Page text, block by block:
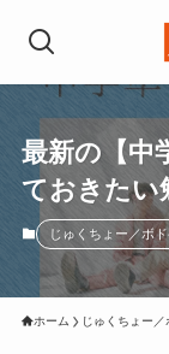
最新の【中
ておきたい
じゅくちょー／ボ
ホーム じゅくちょー